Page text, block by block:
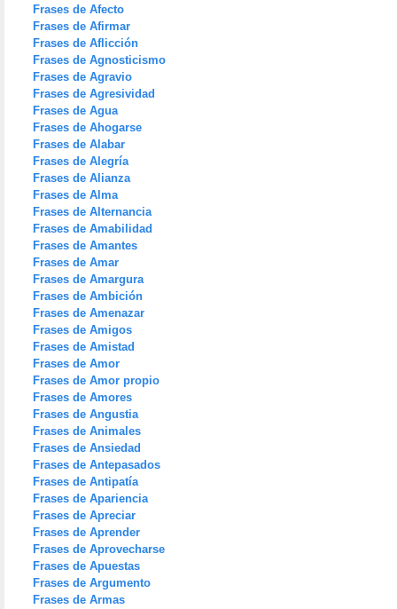
Frases de Afecto
Frases de Afirmar
Frases de Aflicción
Frases de Agnosticismo
Frases de Agravio
Frases de Agresividad
Frases de Agua
Frases de Ahogarse
Frases de Alabar
Frases de Alegría
Frases de Alianza
Frases de Alma
Frases de Alternancia
Frases de Amabilidad
Frases de Amantes
Frases de Amar
Frases de Amargura
Frases de Ambición
Frases de Amenazar
Frases de Amigos
Frases de Amistad
Frases de Amor
Frases de Amor propio
Frases de Amores
Frases de Angustia
Frases de Animales
Frases de Ansiedad
Frases de Antepasados
Frases de Antipatía
Frases de Apariencia
Frases de Apreciar
Frases de Aprender
Frases de Aprovecharse
Frases de Apuestas
Frases de Argumento
Frases de Armas